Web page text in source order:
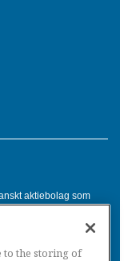
aktiebolag som
med bas på
to the storing of